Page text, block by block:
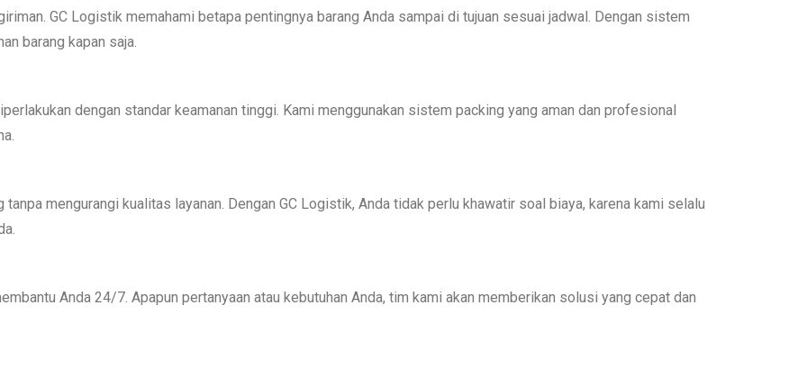
GC Logistik memahami betapa pentingnya barang Anda sampai di tujuan sesuai jadwal. Dengan sistem
barang kapan saja.
dengan standar keamanan tinggi. Kami menggunakan sistem packing yang aman dan profesional
mengurangi kualitas layanan. Dengan GC Logistik, Anda tidak perlu khawatir soal biaya, karena kami selalu
Anda 24/7. Apapun pertanyaan atau kebutuhan Anda, tim kami akan memberikan solusi yang cepat dan